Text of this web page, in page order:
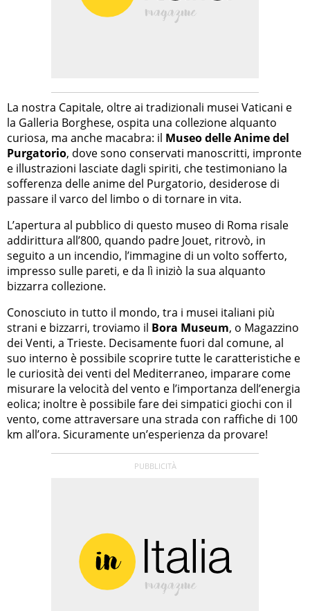
La nostra Capitale, oltre ai tradizionali musei Vaticani e
la Galleria Borghese, ospita una collezione alquanto
curiosa, ma anche macabra: il Museo delle Anime del
Purgatorio, dove sono conservati manoscritti, impronte
e illustrazioni lasciate dagli spiriti, che testimoniano la
sofferenza delle anime del Purgatorio, desiderose di
passare il varco del limbo o di tornare in vita.
L’apertura al pubblico di questo museo di Roma risale
addirittura all’800, quando padre Jouet, ritrovò, in
seguito a un incendio, l’immagine di un volto sofferto,
impresso sulle pareti, e da lì iniziò la sua alquanto
bizzarra collezione.
Conosciuto in tutto il mondo, tra i musei italiani più
strani e bizzarri, troviamo il Bora Museum, o Magazzino
dei Venti, a Trieste. Decisamente fuori dal comune, al
suo interno è possibile scoprire tutte le caratteristiche e
le curiosità dei venti del Mediterraneo, imparare come
misurare la velocità del vento e l’importanza dell’energia
eolica; inoltre è possibile fare dei simpatici giochi con il
vento, come attraversare una strada con raffiche di 100
km all’ora. Sicuramente un’esperienza da provare!